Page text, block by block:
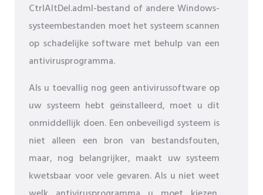
CtrlAltDel.adml-bestand of andere Windows-
systeembestanden moet het systeem scannen
op schadelijke software met behulp van een
antivirusprogramma.
Als u toevallig nog geen antivirussoftware op
uw systeem hebt geïnstalleerd, moet u dit
onmiddellijk doen. Een onbeveiligd systeem is
niet alleen een bron van bestandsfouten,
maar, nog belangrijker, maakt uw systeem
kwetsbaar voor vele gevaren. Als u niet weet